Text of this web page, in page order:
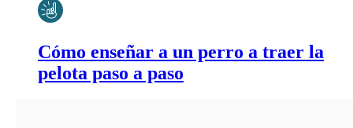
Cómo enseñar a un perro a traer la
pelota paso a paso